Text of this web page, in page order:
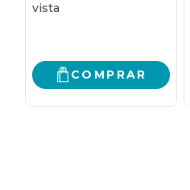
FUNDAMENTAL
COMPRAR